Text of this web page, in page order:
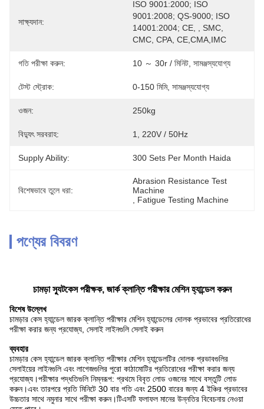
সাক্ষ্যদান:
ISO 9001:2000; ISO
9001:2008; QS-9000; ISO
14001:2004; CE, , SMC,
CMC, CPA, CE,CMA,IMC
গতি পরীক্ষা করুন: 10 ～ 30r / মিনিট, সামঞ্জস্যযোগ্য
টেস্ট স্ট্রোক: 0-150 মিমি, সামঞ্জস্যযোগ্য
ওজন: 250kg
বিদ্যুৎ সরবরাহ: 1, 220V / 50Hz
Supply Ability: 300 Sets Per Month Haida
বিশেষভাবে তুলে ধরা:
Abrasion Resistance Test
Machine
Fatigue Testing Machine
পণ্যের বিবরণ
চামড়া স্যুটকেস পরীক্ষক, জার্ক ক্লান্তি পরীক্ষার মেশিন হ্যান্ডেল করুন
বিশেষ উল্লেখ
চামড়ার কেস হ্যান্ডেল জারক ক্লান্তি পরীক্ষার মেশিন হ্যান্ডেলের দোলক প্রভাবের প্রতিরোধের
পরীক্ষা করার জন্য প্রযোজ্য, সেলাই লাইনগুলি সেলাই করুন
ব্যবহার
চামড়ার কেস হ্যান্ডেল জারক ক্লান্তি পরীক্ষার মেশিন হ্যান্ডেলটির দোলক প্রভাবগুলির
সেলাইয়ের লাইনগুলি এবং লাগেজগুলির পুরো কাঠামোটির প্রতিরোধের পরীক্ষা করার জন্য
প্রযোজ্য।পরীক্ষার পদ্ধতিগুলি নিম্নরূপ: প্রথমে বিবৃত লোড ওজনের সাথে বস্তুটি লোড
করুন।এবং তারপরে প্রতি মিনিটে 30 বার গতি এবং 2500 বারের জন্য 4 ইঞ্চির প্রভাবের
উচ্চতার সাথে নমুনার সাথে পরীক্ষা করুন।টিএসটি ফলাফল মানের উন্নতির বিবেচনায় নেওয়া